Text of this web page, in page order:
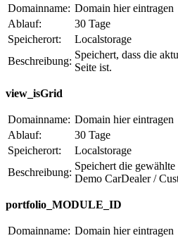
Domainname: Domain hier eintragen
Ablauf:
30 Tage
Speicherort:
Localstorage
Beschreibung:
Speichert, dass die
Seite ist.
view_isGrid
Domainname: Domain hier eintragen
Ablauf:
30 Tage
Speicherort:
Localstorage
Beschreibung:
Speichert die
Demo CarDealer /
portfolio_MODULE_ID
Domainname: Domain hier eintragen